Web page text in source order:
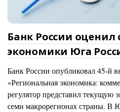
Банк России оценил
экономики Юга
Банк России опубликовал 45-й
«Региональная экономика:
регулятор представил текущую
семи макрорегионах страны. В